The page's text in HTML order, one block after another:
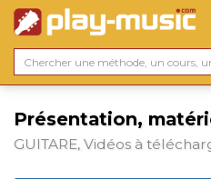
Présentation,
GUITARE, Vidéos à